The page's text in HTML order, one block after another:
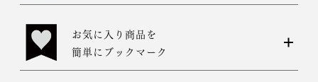
お気に入り商品を
簡単にブックマーク